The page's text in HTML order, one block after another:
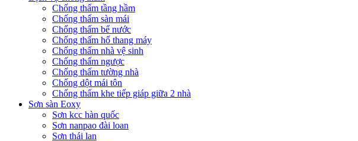
Chống thấm tầng hầm
Chống thấm sàn mái
Chống thấm bể nước
Chống thấm hố thang máy
Chống thấm nhà vệ sinh
Chống thấm ngược
Chống thấm tường nhà
Chống dột mái tôn
Chống thấm khe tiếp giáp giữa 2 nhà
Sơn sàn Eoxy
Sơn kcc hàn quốc
Sơn nanpao đài loan
Sơn thái lan